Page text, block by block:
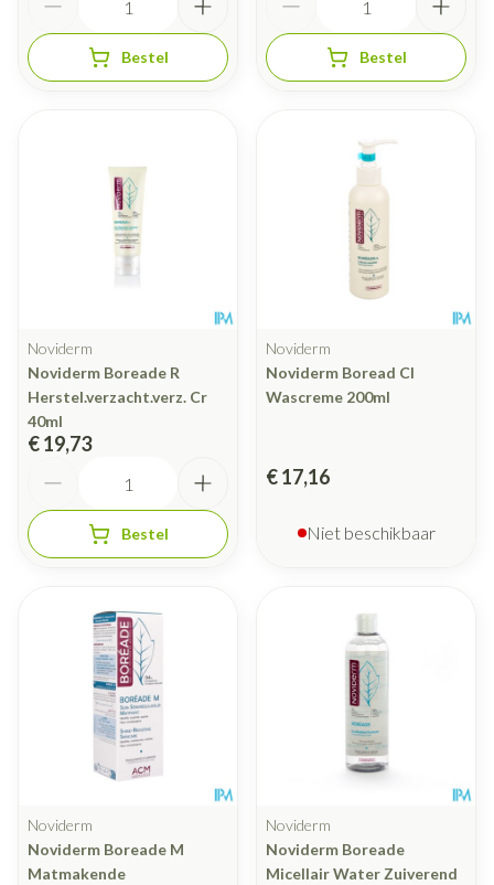
Bestel Bestel
Noviderm
Noviderm Boreade R
Herstel.verzacht.verz. Cr
40ml
€ 19,73
Bestel
Noviderm
Noviderm Boread Cl
Wascreme 200ml
€ 17,16
Niet beschikbaar
Noviderm
Noviderm Boreade M
Matmakende
Noviderm
Noviderm Boreade
Micellair Water Zuiverend